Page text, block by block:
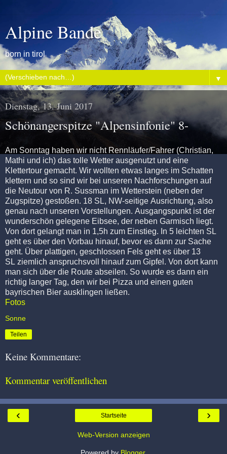
Alpine Bande
born in tirol
▼
Dienstag, 13. Juni 2017
Schönangerspitze "Alpensinfonie" 8-
Am Sonntag haben wir nicht Rennläufer/Fahrer (Christian,
Mathi und ich) das tolle Wetter ausgenutzt und eine
Klettertour gemacht. Wir wollten etwas langes im Schatten
klettern und so sind wir bei unseren Nachforschungen auf
die Neutour von R. Sussman im Wetterstein (neben der
Zugspitze) gestoßen. 18 SL, NW-seitige Ausrichtung, also
genau nach unseren Vorstellungen. Ausgangspunkt ist der
wunderschön gelegene Eibsee, der neben Garmisch liegt.
Von dort gelangt man in 1,5h zum Einstieg. In 5 leichten SL
geht es über den Vorbau hinauf, bevor es dann zur Sache
geht. Über plattigen, geschlossen Fels geht es über 13
SL ziemlich anspruchsvoll hinauf zum Gipfel. Von dort kann
man sich über die Route abseilen. So wurde es dann ein
richtig langer Tag, den wir bei Pizza und einen guten
bayrischen Bier ausklingen ließen.
Fotos
Sonne
Teilen
Keine Kommentare:
Kommentar veröffentlichen
‹ ›
Startseite
Web-Version anzeigen